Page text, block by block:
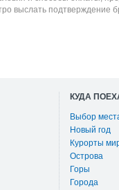
выслать
КУДА
Выбор
Новый год
Курорты
Острова
Горы
Города